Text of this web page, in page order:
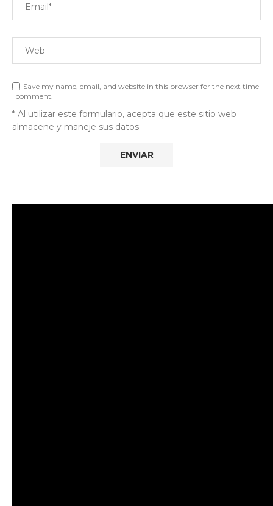
Save my name, email, and website in this browser for the next time
I comment.
* Al utilizar este formulario, acepta que este sitio web
almacene y maneje sus datos.